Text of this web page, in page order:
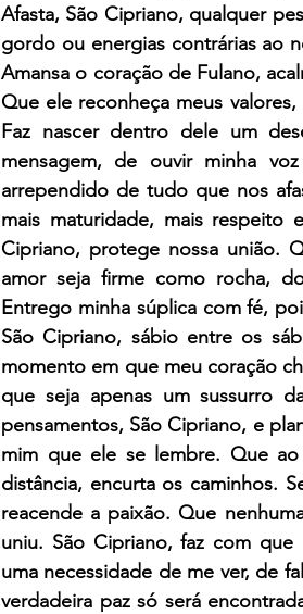
Afasta, São Cipriano, qualquer
gordo ou energias contrárias ao
Amansa o coração de Fulano,
Que ele reconheça meus
Faz nascer dentro dele um
mensagem, de ouvir minha
arrependido de tudo que nos
mais maturidade, mais respeito
Cipriano, protege nossa união.
amor seja firme como rocha,
Entrego minha súplica com fé,
São Cipriano, sábio entre os
momento em que meu coração
que seja apenas um sussurro
pensamentos, São Cipriano, e
mim que ele se lembre. Que
distância, encurta os caminhos.
reacende a paixão. Que
uniu. São Cipriano, faz com
uma necessidade de me ver, de
verdadeira paz só será